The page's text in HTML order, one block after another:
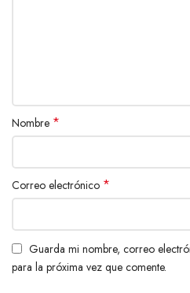
Nombre *
Correo electrónico *
Guarda mi nombre, correo
para la próxima vez que comente.